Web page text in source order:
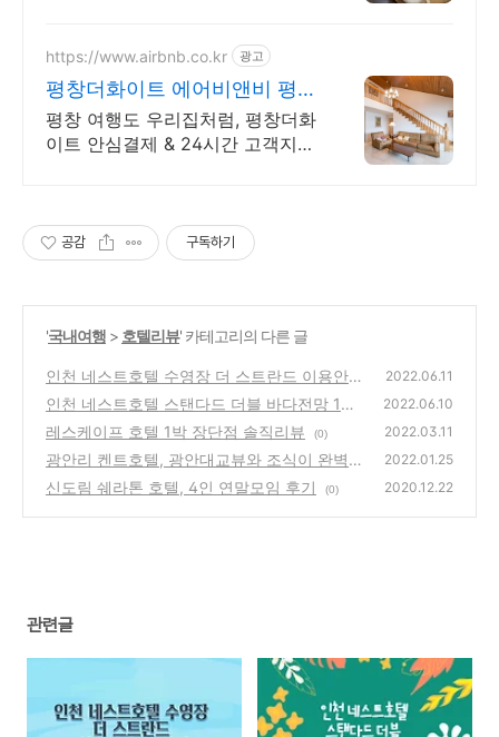
https://www.airbnb.co.kr 광고
평창더화이트 에어비앤비 평창
대관령 숲속 뷰
평창 여행도 우리집처럼, 평창더화
이트 안심결제 & 24시간 고객지원!
공감 구독하기
'국내여행 > 호텔리뷰' 카테고리의 다른 글
인천 네스트호텔 수영장 더 스트란드 이용안내
및 가격
(0)
2022.06.11
인천 네스트호텔 스탠다드 더블 바다전망 1박
리뷰
(0)
2022.06.10
레스케이프 호텔 1박 장단점 솔직리뷰 (0) 2022.03.11
광안리 켄트호텔, 광안대교뷰와 조식이 완벽한
곳
(3)
2022.01.25
신도림 쉐라톤 호텔, 4인 연말모임 후기 (0) 2020.12.22
관련글